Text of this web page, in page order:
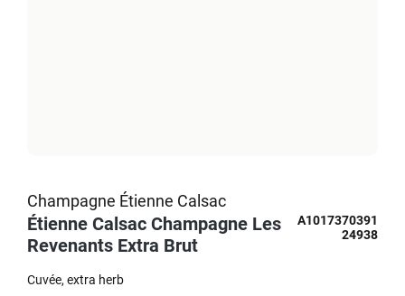
Champagne Étienne Calsac
Étienne Calsac Champagne Les
Revenants Extra Brut
A1017370391
24938
Cuvée extra herb